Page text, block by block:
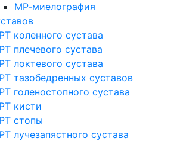
МР-миелография
коленного сустава
плечевого сустава
локтевого сустава
тазобедренных суставов
голеностопного сустава
кисти
стопы
лучезапястного сустава